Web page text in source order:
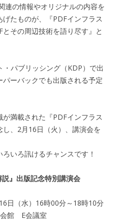
連の情報やオリジナルの内容を
たものが、『PDFインフラス
その周辺技術を語り尽す』と
パブリッシング（KDP）で出
ーバックでも出版される予定
満載された『PDFインフラス
し、2月16日（火）、講演会を
いろ訊けるチャンスです！
説』出版記念特別講演会
日（水）16時00分～18時10分
館 E会議室